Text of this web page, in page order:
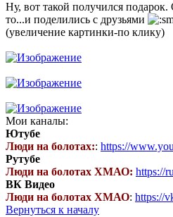
Ну, вот такой получился подарок.
то...и поделились с друзьями
(увеличение картинки-по клику)
Мои каналы:
Ютубе
Люди на болотах:: https://
Рутубе
Люди на болотах ХМАО: https://
ВК Видео
Люди на болотах ХМАО: https://
Вернуться к началу